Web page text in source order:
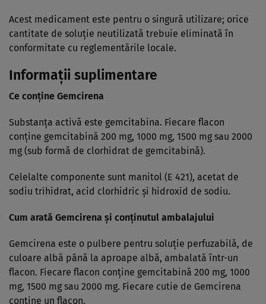
Acest medicament este pentru o singură utilizare; orice
cantitate de soluţie neutilizată trebuie eliminată în
conformitate cu reglementările locale.
Informaţii suplimentare
Ce conţine Gemcirena
Substanţa activă este gemcitabina. Fiecare flacon
conţine gemcitabină 200 mg, 1000 mg, 1500 mg sau 2000
mg (sub formă de clorhidrat de gemcitabină).
Celelalte componente sunt manitol (E 421), acetat de
sodiu trihidrat, acid clorhidric şi hidroxid de sodiu.
Cum arată Gemcirena şi conţinutul ambalajului
Gemcirena este o pulbere pentru soluţie perfuzabilă, de
culoare albă până la aproape albă, ambalată într-un
flacon. Fiecare flacon conţine gemcitabină 200 mg, 1000
mg, 1500 mg sau 2000 mg. Fiecare cutie de Gemcirena
conţine un flacon.